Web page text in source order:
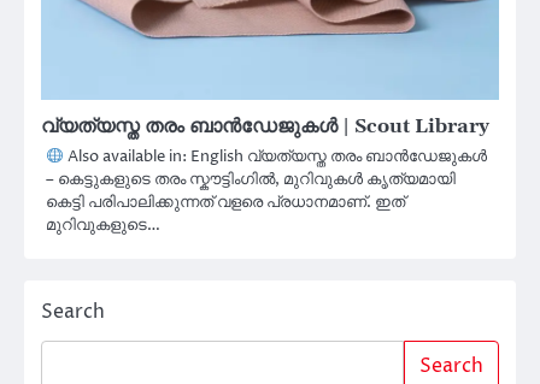
വ്യത്യസ്ത തരം ബാൻഡേജുകൾ | Scout Library
Also available in: English വ്യത്യസ്ത തരം ബാൻഡേജുകൾ
– കെട്ടുകളുടെ തരം സ്കൗട്ടിംഗിൽ, മുറിവുകൾ കൃത്യമായി
കെട്ടി പരിപാലിക്കുന്നത് വളരെ പ്രധാനമാണ്. ഇത്
മുറിവുകളുടെ…
Search
Search